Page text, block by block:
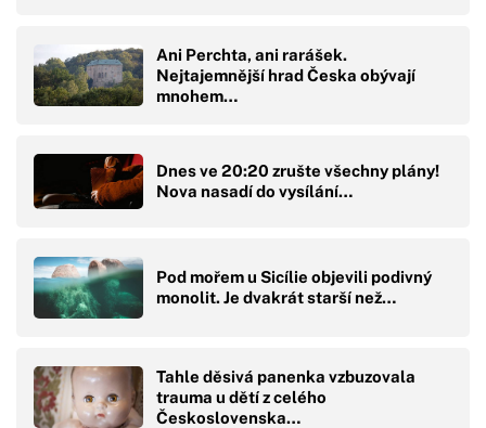
Ani Perchta, ani rarášek.
Nejtajemnější hrad Česka obývají
mnohem…
Dnes ve 20:20 zrušte všechny plány!
Nova nasadí do vysílání…
Pod mořem u Sicílie objevili podivný
monolit. Je dvakrát starší než…
Tahle děsivá panenka vzbuzovala
trauma u dětí z celého
Československa…